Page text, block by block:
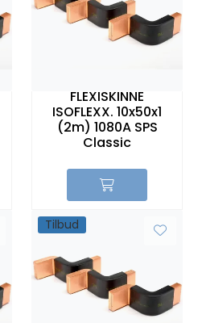
FLEXISKINNE
ISOFLEXX. 10x50x1
(2m) 1080A SPS
Classic
Tilbud